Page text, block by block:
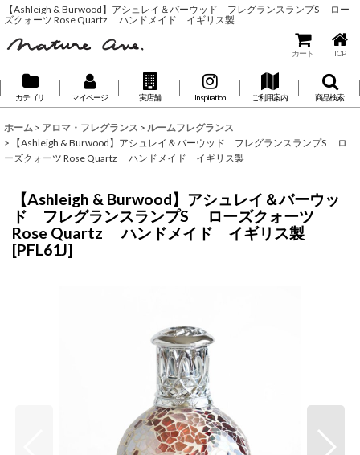
【Ashleigh & Burwood】アシュレイ＆バーウッド フレグランスランプS ロー
ズクォーツ Rose Quartz ハンドメイド イギリス製
カート TOP
カテゴリ マイページ 実店舗 Inspiration ご利用案内 商品検索
ホーム > アロマ・フレグランス > ルームフレグランス
>
【Ashleigh & Burwood】アシュレイ＆バーウッド フレグランスランプS ロ
ーズクォーツ Rose Quartz ハンドメイド イギリス製
【Ashleigh & Burwood】アシュレイ＆バーウッ
ド フレグランスランプS ローズクォーツ
Rose Quartz ハンドメイド イギリス製
[PFL61J]